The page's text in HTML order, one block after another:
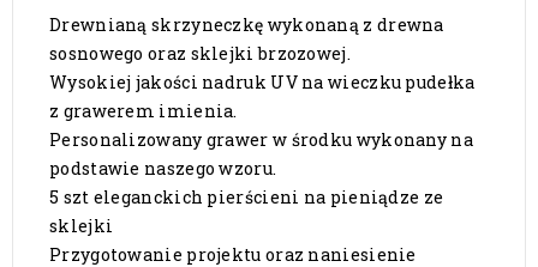
Drewnianą skrzyneczkę wykonaną z drewna
sosnowego oraz sklejki brzozowej.
Wysokiej jakości nadruk UV na wieczku pudełka
z grawerem imienia.
Personalizowany grawer w środku wykonany na
podstawie naszego wzoru.
5 szt eleganckich pierścieni na pieniądze ze
sklejki
Przygotowanie projektu oraz naniesienie